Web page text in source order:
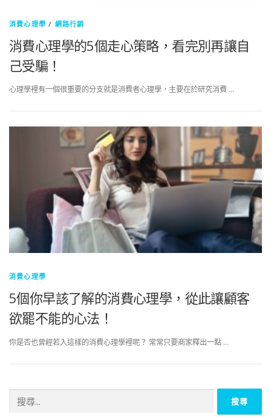
消費心理學 / 網路行銷
消費心理學的5個走心策略，看完別再讓自
己受騙！
心理學裡有一個很重要的分支就是消費者心理學，主要在於研究消費 …
消費心理學
5個你早該了解的消費心理學，從此讓顧客
欲罷不能的心法！
你是否也曾經若入這樣的消費心理學裡呢？ 常常只要商家釋出一點 …